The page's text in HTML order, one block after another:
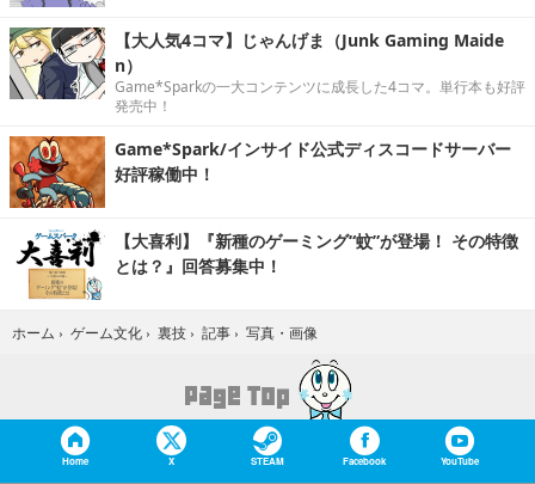
【大人気4コマ】じゃんげま（Junk Gaming Maide
n）
Game*Sparkの一大コンテンツに成長した4コマ。単行本も好評
発売中！
Game*Spark/インサイド公式ディスコードサーバー
好評稼働中！
【大喜利】『新種のゲーミング“蚊”が登場！ その特徴
とは？』回答募集中！
ホーム › ゲーム文化 › 裏技 › 記事 › 写真・画像
Home X STEAM Facebook YouTube